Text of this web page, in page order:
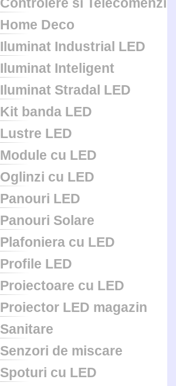
Home Deco
Iluminat Industrial LED
Iluminat Inteligent
Iluminat Stradal LED
Kit banda LED
Lustre LED
Module cu LED
Oglinzi cu LED
Panouri LED
Panouri Solare
Plafoniera cu LED
Profile LED
Proiectoare cu LED
Proiector LED magazin
Sanitare
Senzori de miscare
Spoturi cu LED